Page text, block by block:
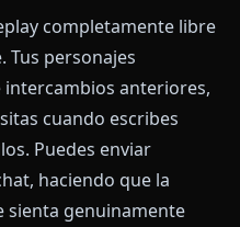
completamente libre
Tus personajes
anteriores,
cuando escribes
Puedes enviar
haciendo que la
sienta genuinamente